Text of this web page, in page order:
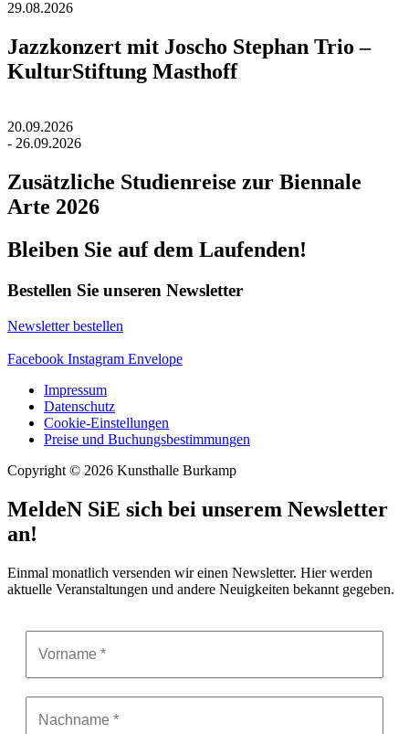
29.08.2026
Jazzkonzert mit Joscho Stephan Trio –
KulturStiftung Masthoff
20.09.2026
- 26.09.2026
Zusätzliche Studienreise zur Biennale
Arte 2026
Bleiben Sie auf dem Laufenden!
Bestellen Sie unseren Newsletter
Newsletter bestellen
Facebook Instagram Envelope
Impressum
Datenschutz
Cookie-Einstellungen
Preise und Buchungsbestimmungen
Copyright © 2026 Kunsthalle Burkamp
MeldeN SiE sich bei unserem Newsletter
an!
Einmal monatlich versenden wir einen Newsletter. Hier werden
aktuelle Veranstaltungen und andere Neuigkeiten bekannt gegeben.